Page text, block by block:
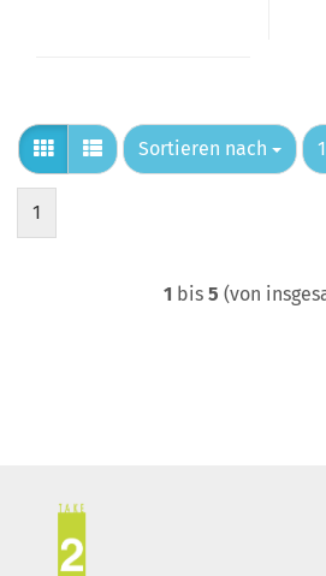
Sortieren nach
Sortieren nach
1
1 bis 5 (von